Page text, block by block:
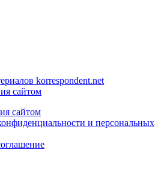
korrespondent.net
сайтом
сайтом
и персональных